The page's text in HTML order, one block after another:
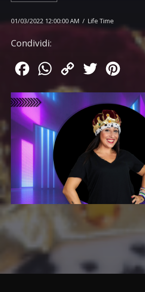
01/03/2022 12:00:00 AM / Life Time
Condividi:
FacebookWhatsApp
Copy
Link
Twitter